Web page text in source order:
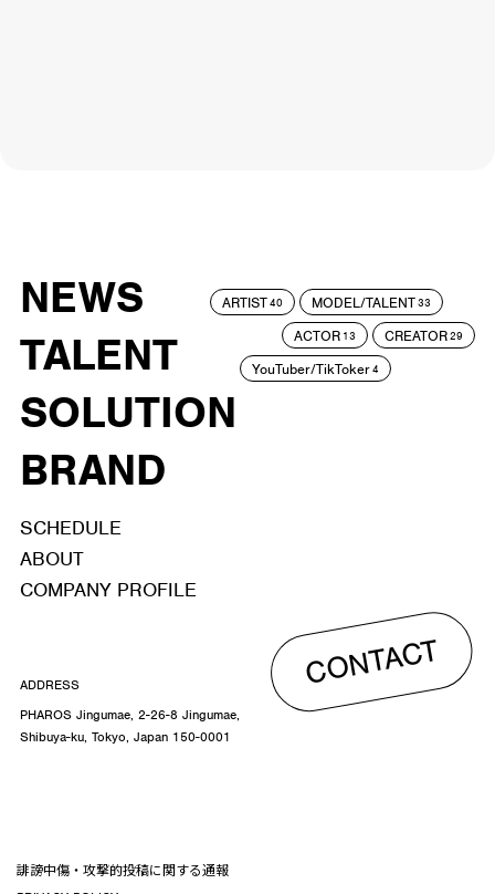
NEWS
TALENT
SOLUTION
BRAND
ARTIST40 MODEL/TALENT33
ACTOR 13 CREATOR29
YouTuber/TikToker4
SCHEDULE
ABOUT
COMPANY PROFILE
CONTACT
ADDRESS
PHAROS Jingumae, 2-26-8 Jingumae,
Shibuya-ku, Tokyo, Japan 150-0001
誹謗中傷・攻撃的投稿に関する通報